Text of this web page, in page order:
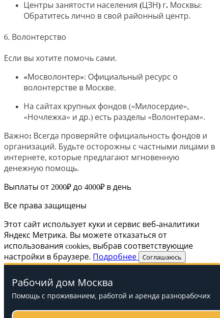
Центры занятости населения (ЦЗН) г. Москвы:
Обратитесь лично в свой районный центр.
6. Волонтерство
Если вы хотите помочь сами.
«Мосволонтер»: Официальный ресурс о
волонтерстве в Москве.
На сайтах крупных фондов («Милосердие»,
«Ночлежка» и др.) есть разделы «Волонтерам».
Важно: Всегда проверяйте официальность фондов и
организаций. Будьте осторожны с частными лицами в
интернете, которые предлагают мгновенную
денежную помощь.
Выплаты от 2000₽ до 4000₽ в день
Все права защищены
Этот сайт использует куки и сервис веб-аналитики
Яндекс Метрика. Вы можете отказаться от
использования cookies, выбрав соответствующие
настройки в браузере. Подробнее Соглашаюсь
Рабочий дом Москва
Помощь с проживанием, работой и аренда разнорабочих